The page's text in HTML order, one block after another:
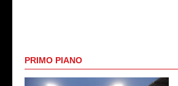
PRIMO PIANO